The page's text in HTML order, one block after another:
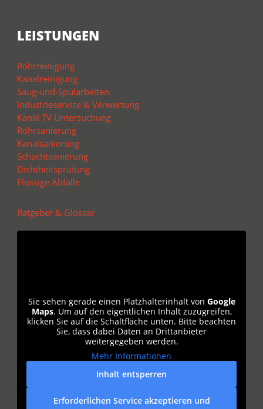
LEISTUNGEN
Rohrreinigung
Kanalreinigung
Saug-und-Spülarbeiten
Industrieservice & Verwertung
Kanal TV Untersuchung
Rohrsanierung
Kanalsanierung
Schachtsanierung
Dichtheitsprüfung
Flüssige Abfälle
Ratgeber & Glossar
Sie sehen gerade einen Platzhalterinhalt von Google
Maps. Um auf den eigentlichen Inhalt zuzugreifen,
klicken Sie auf die Schaltfläche unten. Bitte beachten
Sie, dass dabei Daten an Drittanbieter
weitergegeben werden.
Mehr Informationen
Inhalt entsperren
Erforderlichen Service akzeptieren und